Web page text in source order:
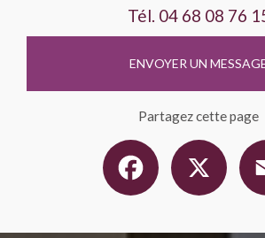
Tél. 04 68 08 76
ENVOYER UN
Partagez cette page
Facebook